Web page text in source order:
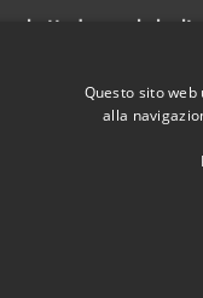
Questo sito
alla